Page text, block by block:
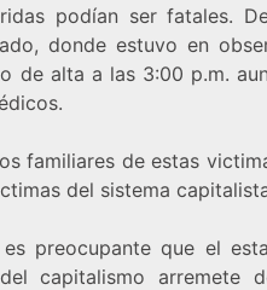
podían ser fatales.
donde estuvo en
de alta a las 3:00 p.m.
familiares de estas
del sistema
preocupante que el
capitalismo arremete